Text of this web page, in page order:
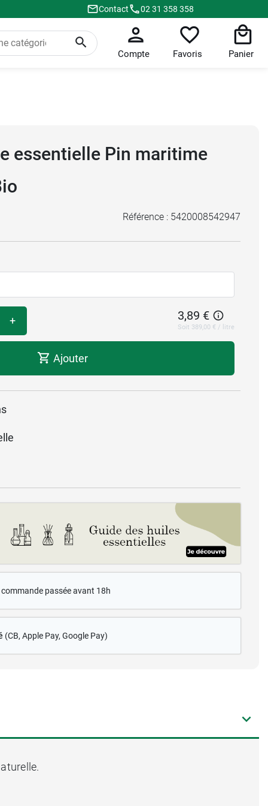
Contact 02 31 358 358
Compte Favoris Panier
essentielle Pin maritime
Référence : 5420008542947
+ 3,89 €
Soit 389,00 € / litre
Ajouter
passée avant 18h
(CB, Apple Pay, Google Pay)